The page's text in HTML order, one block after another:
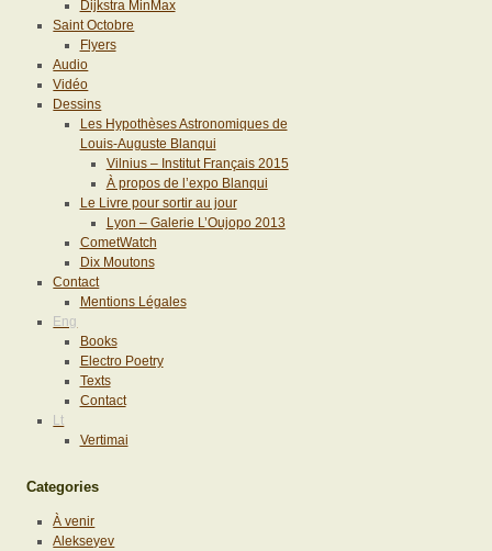
Dijkstra MinMax
Saint Octobre
Flyers
Audio
Vidéo
Dessins
Les Hypothèses Astronomiques de
Louis-Auguste Blanqui
Vilnius – Institut Français 2015
À propos de l’expo Blanqui
Le Livre pour sortir au jour
Lyon – Galerie L’Oujopo 2013
CometWatch
Dix Moutons
Contact
Mentions Légales
Eng
Books
Electro Poetry
Texts
Contact
Lt
Vertimai
Categories
À venir
Alekseyev